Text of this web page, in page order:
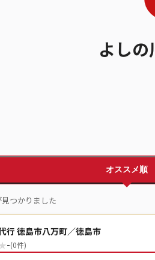
よし
オススメ順
つかりました
行 徳島市八万町／徳島市
-(0件)